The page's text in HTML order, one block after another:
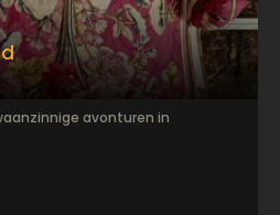
avonturen in